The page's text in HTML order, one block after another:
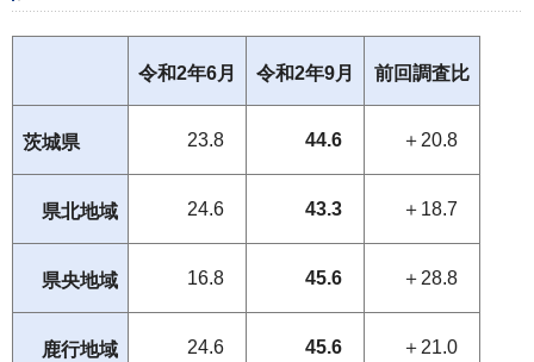
令和2年6月 令和2年9月 前回調査比
茨城県 23.8 44.6 ＋20.8
県北地域 24.6 43.3 ＋18.7
県央地域 16.8 45.6 ＋28.8
鹿行地域 24.6 45.6 ＋21.0